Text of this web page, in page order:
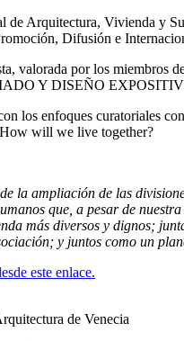
Arquitectura, Vivienda y
Difusión e
valorada por los
Y DISEÑO
los enfoques curatoriales
How will we live together?
la ampliación de las
que, a pesar de
más diversos y dignos;
y juntos como un
este enlace.
de Venecia